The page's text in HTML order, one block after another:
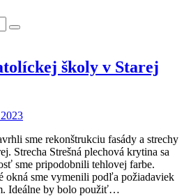
školy v Starej
sme rekonštrukciu fasády a strechy
Strecha Strešná plechová krytina sa
sme pripodobnili tehlovej farbe.
okná sme vymenili podľa požiadaviek
Ideálne by bolo použiť…